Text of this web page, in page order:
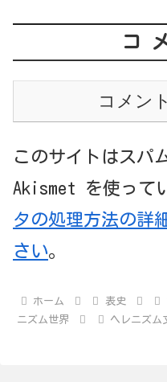
コ
コメン
このサイトはスパ
Akismet を使って
タの処理方法の詳
さい。
ホーム 表史
ニズム世界
ヘレニズム